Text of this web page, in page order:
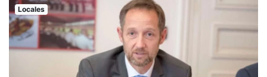
Locales